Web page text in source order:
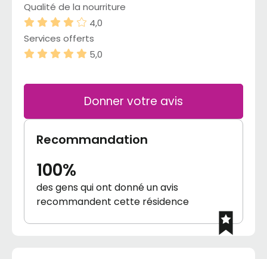
Qualité de la nourriture
4,0
Services offerts
5,0
Donner votre avis
Recommandation
100%
des gens qui ont donné un avis
recommandent cette résidence